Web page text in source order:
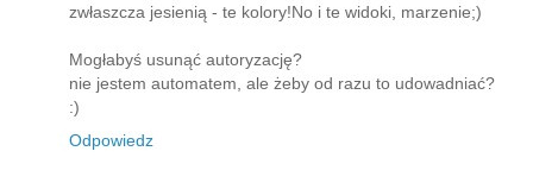
zwłaszcza jesienią - te kolory!No i te widoki, marzenie;)
Mogłabyś usunąć autoryzację?
nie jestem automatem, ale żeby od razu to udowadniać?
:)
Odpowiedz